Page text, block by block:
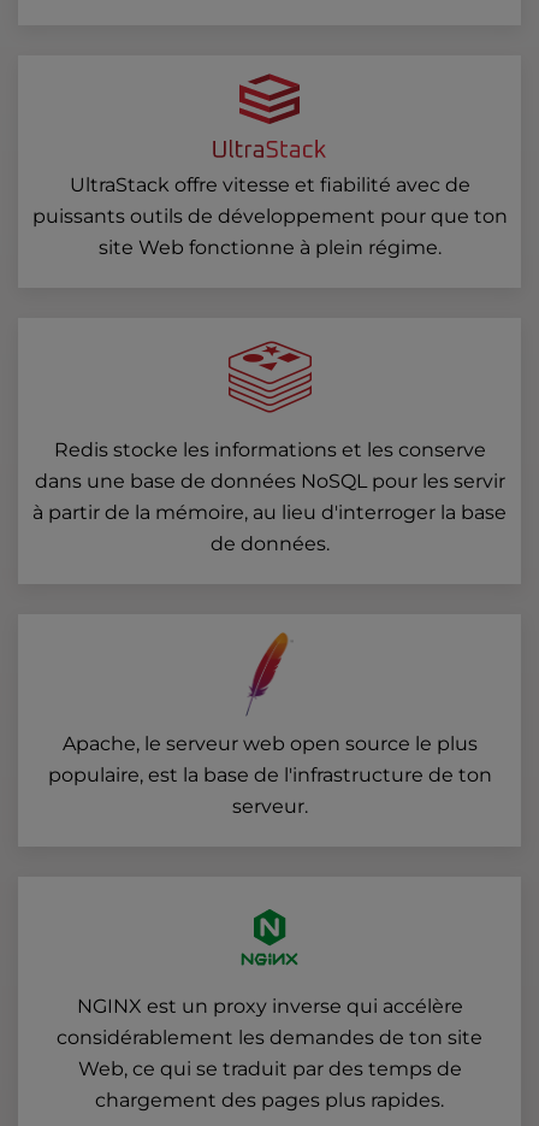
UltraStack offre vitesse et fiabilité avec de
puissants outils de développement pour que ton
site Web fonctionne à plein régime.
Redis stocke les informations et les conserve
dans une base de données NoSQL pour les servir
à partir de la mémoire, au lieu d'interroger la base
de données.
Apache, le serveur web open source le plus
populaire, est la base de l'infrastructure de ton
serveur.
NGINX est un proxy inverse qui accélère
considérablement les demandes de ton site
Web, ce qui se traduit par des temps de
chargement des pages plus rapides.